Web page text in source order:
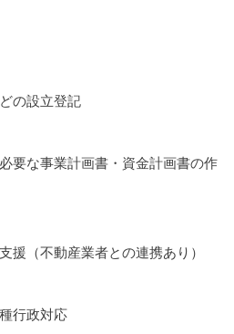
の設立登記
要な事業計画書・資金計画書の作
援（不動産業者との連携あり）
行政対応